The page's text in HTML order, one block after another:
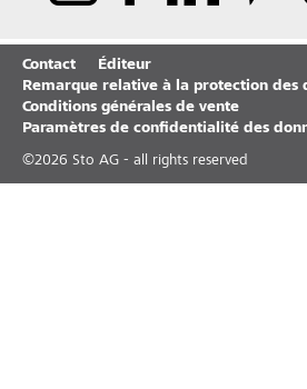
Contact
Éditeur
Remarque relative à la protection des
Conditions générales de vente
Paramètres de confidentialité des
©2026 Sto AG - all rights reserved